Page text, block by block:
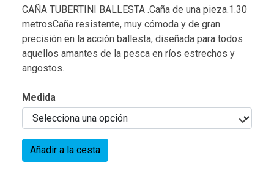
CAÑA TUBERTINI BALLESTA .Caña de una pieza.1.30
metrosCaña resistente, muy cómoda y de gran
precisión en la acción ballesta, diseñada para todos
aquellos amantes de la pesca en ríos estrechos y
angostos.
Medida
Añadir a la cesta